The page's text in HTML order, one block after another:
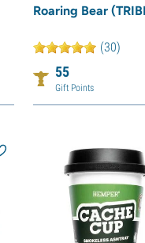
Roaring Bear
(30)
55
Gift Points